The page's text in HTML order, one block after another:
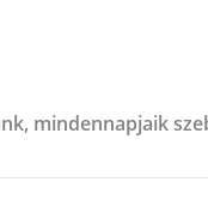
mindennapjaik